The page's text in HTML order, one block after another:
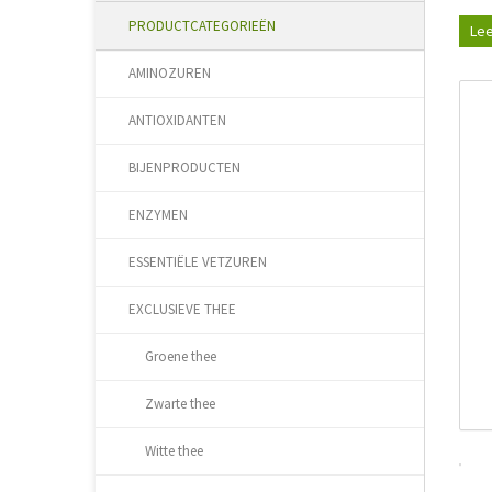
PRODUCTCATEGORIEËN
AMINOZUREN
ANTIOXIDANTEN
BIJENPRODUCTEN
ENZYMEN
ESSENTIËLE VETZUREN
EXCLUSIEVE THEE
Groene thee
Zwarte thee
Witte thee